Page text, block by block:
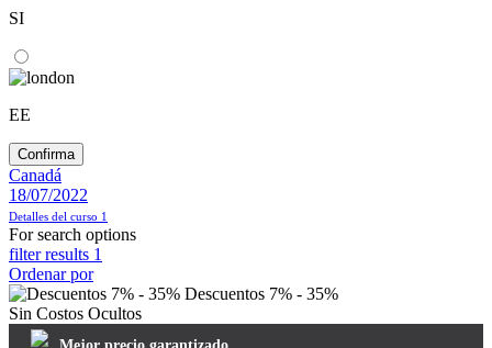
SI
EE
Confirma
Canadá
18/07/2022
Detalles del curso 1
For search options
filter results 1
Ordenar por
Descuentos 7% - 35%
Sin Costos Ocultos